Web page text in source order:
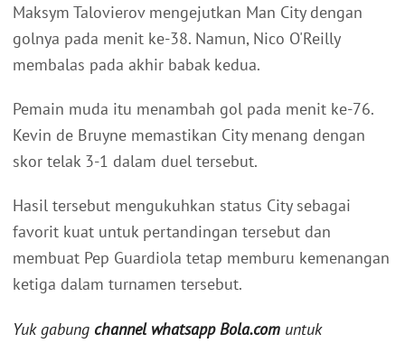
Maksym Talovierov mengejutkan Man City dengan
golnya pada menit ke-38. Namun, Nico O'Reilly
membalas pada akhir babak kedua.
Pemain muda itu menambah gol pada menit ke-76.
Kevin de Bruyne memastikan City menang dengan
skor telak 3-1 dalam duel tersebut.
Hasil tersebut mengukuhkan status City sebagai
favorit kuat untuk pertandingan tersebut dan
membuat Pep Guardiola tetap memburu kemenangan
ketiga dalam turnamen tersebut.
Yuk gabung channel whatsapp Bola.com untuk